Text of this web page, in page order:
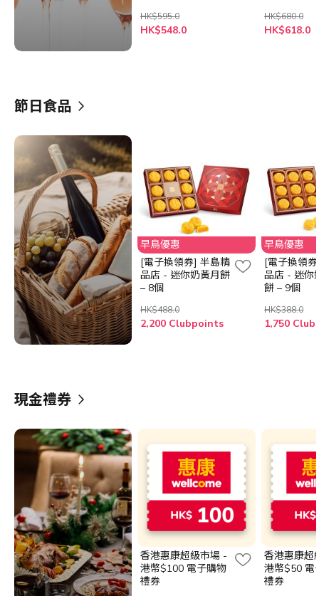
HK$595.0
HK$548.0
HK$680.0
HK$618.0
節日食品
早鳥優惠
[電子換領券] 半島精
品店 - 迷你奶黃月餅
– 8個
HK$488.0
2,200 Clubpoints
早鳥優惠
[電子換領
品店 - 迷你
餅 – 9個
HK$388.0
1,750
現金禮券
香港惠康超級市場 -
港幣$100 電子購物
禮券
香港惠康超
港幣$50 電
禮券